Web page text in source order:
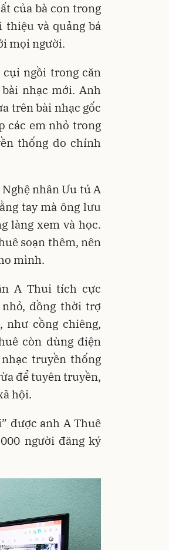
của bà con trong
và quảng bá
mọi người.
ngồi trong căn
nhạc mới. Anh
trên bài nhạc gốc
các em nhỏ trong
thống do chính
nhân Ưu tú A
tay mà ông lưu
làng xem và học.
soạn thêm, nên
mình.
A Thui tích cực
đồng thời trợ
như cồng chiêng,
còn dùng điện
truyền thống
để tuyên truyền,
hội.
được anh A Thuê
người đăng ký